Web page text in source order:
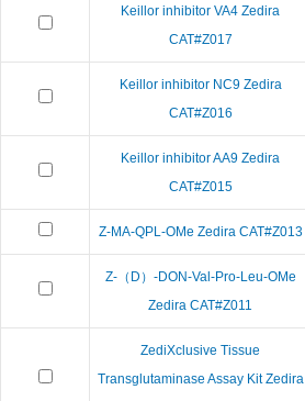
Keillor inhibitor VA4 Zedira
CAT#Z017
Keillor inhibitor NC9 Zedira
CAT#Z016
Keillor inhibitor AA9 Zedira
CAT#Z015
Z-MA-QPL-OMe Zedira CAT#Z013
Z-（D）-DON-Val-Pro-Leu-OMe
Zedira CAT#Z011
ZediXclusive Tissue
Transglutaminase Assay Kit Zedira